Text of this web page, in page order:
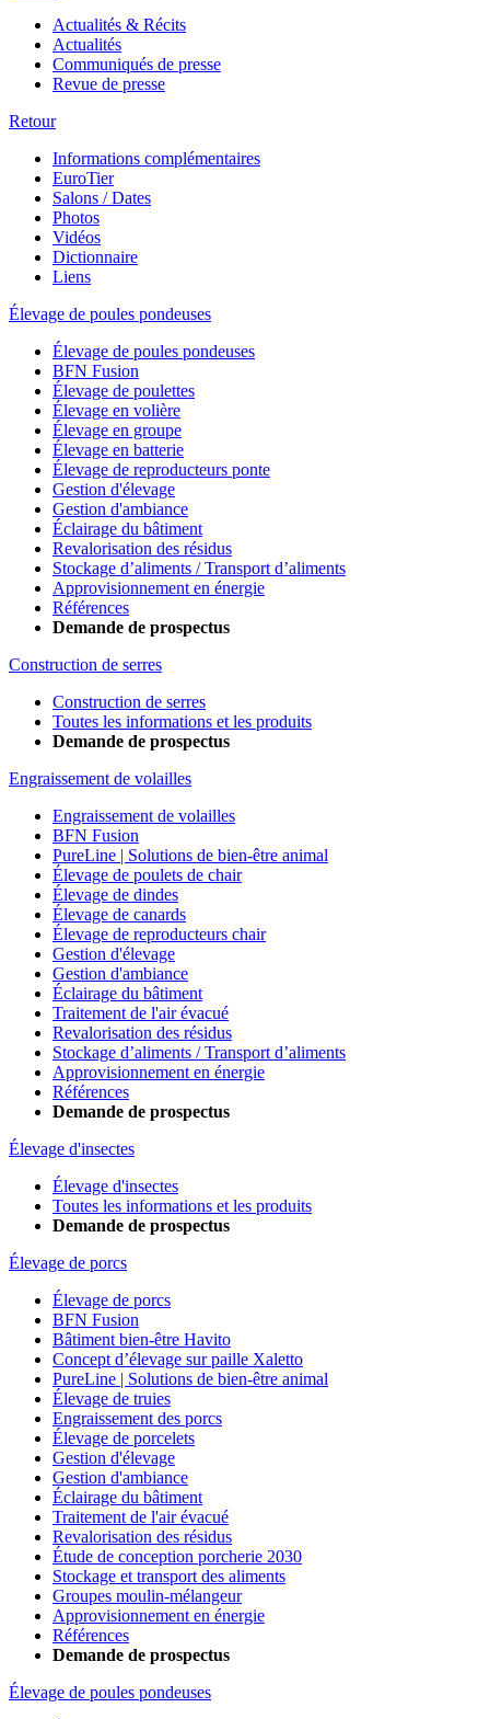
Actualités & Récits
Actualités
Communiqués de presse
Revue de presse
Retour
Informations complémentaires
EuroTier
Salons / Dates
Photos
Vidéos
Dictionnaire
Liens
Élevage de poules pondeuses
Élevage de poules pondeuses
BFN Fusion
Élevage de poulettes
Élevage en volière
Élevage en groupe
Élevage en batterie
Élevage de reproducteurs ponte
Gestion d'élevage
Gestion d'ambiance
Éclairage du bâtiment
Revalorisation des résidus
Stockage d’aliments / Transport d’aliments
Approvisionnement en énergie
Références
Demande de prospectus
Construction de serres
Construction de serres
Toutes les informations et les produits
Demande de prospectus
Engraissement de volailles
Engraissement de volailles
BFN Fusion
PureLine | Solutions de bien-être animal
Élevage de poulets de chair
Élevage de dindes
Élevage de canards
Élevage de reproducteurs chair
Gestion d'élevage
Gestion d'ambiance
Éclairage du bâtiment
Traitement de l'air évacué
Revalorisation des résidus
Stockage d’aliments / Transport d’aliments
Approvisionnement en énergie
Références
Demande de prospectus
Élevage d'insectes
Élevage d'insectes
Toutes les informations et les produits
Demande de prospectus
Élevage de porcs
Élevage de porcs
BFN Fusion
Bâtiment bien-être Havito
Concept d’élevage sur paille Xaletto
PureLine | Solutions de bien-être animal
Élevage de truies
Engraissement des porcs
Élevage de porcelets
Gestion d'élevage
Gestion d'ambiance
Éclairage du bâtiment
Traitement de l'air évacué
Revalorisation des résidus
Étude de conception porcherie 2030
Stockage et transport des aliments
Groupes moulin-mélangeur
Approvisionnement en énergie
Références
Demande de prospectus
Élevage de poules pondeuses